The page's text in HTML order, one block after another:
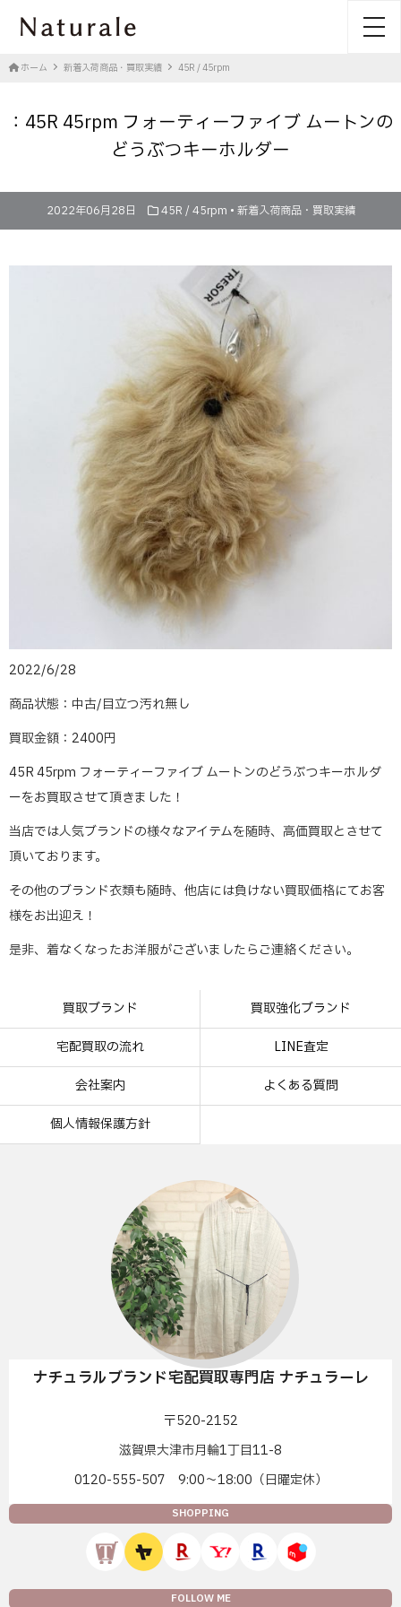
ホーム 新着入荷商品・買取実績 45R / 45rpm
：45R 45rpm フォーティーファイブ ムートンの
どうぶつキーホルダー
2022年06月28日 45R / 45rpm • 新着入荷商品・買取実績
2022/6/28
商品状態：中古/目立つ汚れ無し
買取金額：2400円
45R 45rpm フォーティーファイブ ムートンのどうぶつキーホルダ
ーをお買取させて頂きました！
当店では人気ブランドの様々なアイテムを随時、高価買取とさせて
頂いております。
その他のブランド衣類も随時、他店には負けない買取価格にてお客
様をお出迎え！
是非、着なくなったお洋服がございましたらご連絡ください。
買取ブランド 買取強化ブランド
宅配買取の流れ LINE査定
会社案内 よくある質問
個人情報保護方針
ナチュラルブランド宅配買取専門店 ナチュラーレ
〒520-2152
滋賀県大津市月輪1丁目11-8
0120-555-507 9:00〜18:00（日曜定休）
SHOPPING
FOLLOW ME